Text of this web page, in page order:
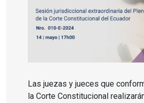
Las juezas y jueces que
la Corte Constitucional